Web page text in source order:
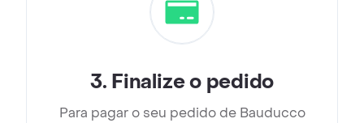
3. Finalize o pedido
Para pagar o seu pedido de Bauducco